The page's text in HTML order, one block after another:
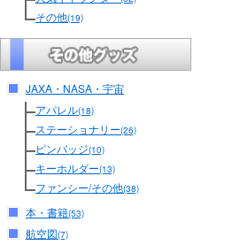
その他(19)
JAXA・NASA・宇宙
アパレル(18)
ステーショナリー(26)
ピンバッジ(10)
キーホルダー(13)
ファンシー/その他(38)
本・書籍(53)
航空図(7)